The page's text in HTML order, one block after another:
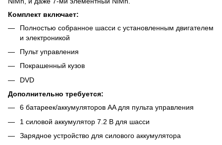
Комплект включает:
Полностью собранное шасси с установленным двигателем
и электроникой
Пульт управления
Покрашенный кузов
DVD
Дополнительно требуется:
6 батареек/аккумуляторов AA для пульта управления
1 силовой аккумулятор 7.2 В для шасси
Зарядное устройство для силового аккумулятора